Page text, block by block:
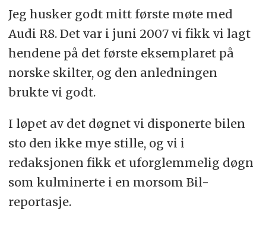
Jeg husker godt mitt første møte med
Audi R8. Det var i juni 2007 vi fikk vi lagt
hendene på det første eksemplaret på
norske skilter, og den anledningen
brukte vi godt.
I løpet av det døgnet vi disponerte bilen
sto den ikke mye stille, og vi i
redaksjonen fikk et uforglemmelig døgn
som kulminerte i en morsom Bil-
reportasje.